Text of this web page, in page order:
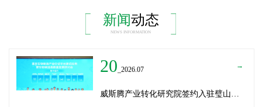
新闻动态
NEWS INFORMATION
20 _2026.07 →